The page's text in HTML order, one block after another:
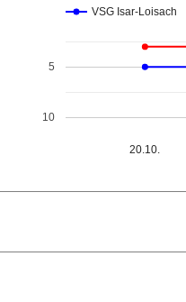
VSG Isar-Loisach
20.10.
5
10